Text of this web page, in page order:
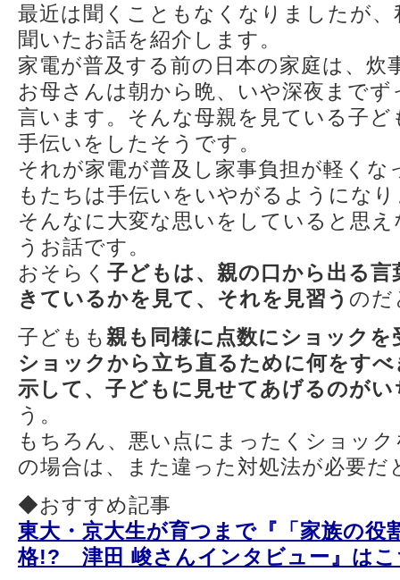
最近は聞くこともなくなりましたが
聞いたお話を紹介します。
家電が普及する前の日本の家庭は、炊
お母さんは朝から晩、いや深夜まで
言います。そんな母親を見ている子
手伝いをしたそうです。
それが家電が普及し家事負担が軽くな
もたちは手伝いをいやがるようにな
そんなに大変な思いをしていると思
うお話です。
おそらく 子どもは、親の口から出る
きているかを見て、それを見習う のだ
子どもも 親も同様に点数にショック
ショックから立ち直るために何をす
示して、子どもに見せてあげるのが
う。
もちろん、悪い点にまったくショッ
の場合は、また違った対処法が必要だ
◆おすすめ記事
東大・京大生が育つまで『「家族の役
格!? 津田 峻さんインタビュー』はこ